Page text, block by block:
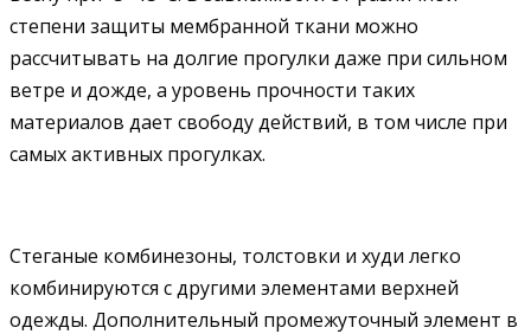
степени защиты мембранной ткани можно
рассчитывать на долгие прогулки даже при сильном
ветре и дожде, а уровень прочности таких
материалов дает свободу действий, в том числе при
самых активных прогулках.
Стеганые комбинезоны, толстовки и худи легко
комбинируются с другими элементами верхней
одежды. Дополнительный промежуточный элемент в